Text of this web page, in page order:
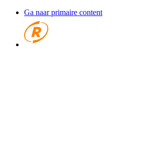
Ga naar primaire content